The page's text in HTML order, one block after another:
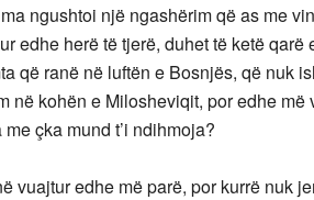
ngushtoi një ngashërim që as me
edhe herë të tjerë, duhet të ketë
që ranë në luftën e Bosnjës, që nuk
në kohën e Milosheviqit, por edhe
çka mund t’i ndihmoja?
vuajtur edhe më parë, por kurrë nuk